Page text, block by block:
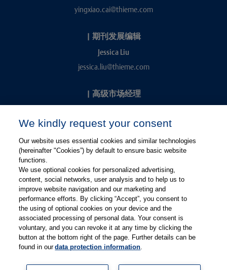
yingxiao.cai@thieme.com
| 期刊发展编辑
Jessica Liu
jessica.liu@thieme.com
| 高级市场经理
kevin.chang@thieme.com
关注微博
关注微信
有关Thieme图书翻译及版权业务，请联系：rights@thieme.de
| Thieme-Connect |
We kindly request your consent
Our website uses essential cookies and similar technologies
(hereinafter "Cookies”) by default to ensure basic website
functions.
We use optional cookies for personalized advertising,
content, social networks, user analysis and to help us to
improve website navigation and our marketing and
performance efforts. By clicking “Accept”, you consent to
the using of optional cookies on your device and the
associated processing of personal data. Your consent is
voluntary, and you can revoke it at any time by clicking the
button at the bottom right of the page. Further details can be
found in ourdata protection information.